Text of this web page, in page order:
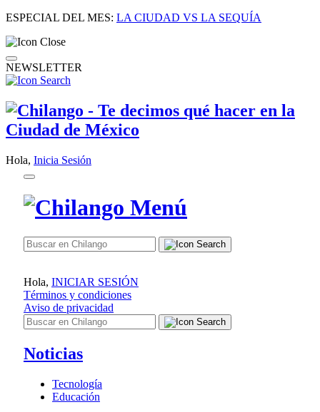
ESPECIAL DEL MES: LA CIUDAD VS LA SEQUÍA
NEWSLETTER
Hola, Inicia Sesión
Hola, INICIAR SESIÓN
Términos y condiciones
Aviso de privacidad
Noticias
Tecnología
Educación